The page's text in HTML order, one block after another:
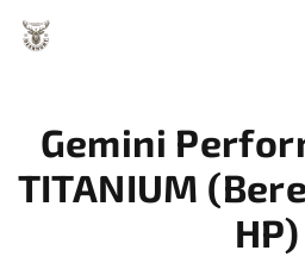
obsah
Gemini
TITANIUM
HP)